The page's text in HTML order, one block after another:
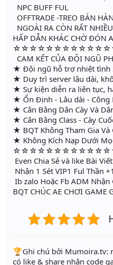
NPC BUFF FUL
OFFTRADE -TREO BÁN
NGOÀI RA CÒN RẤT
HẤP DẪN KHÁC CHỜ ĐÓN
CAM KẾT CỦA ĐỘI NGŨ
★ Đội ngũ hỗ trợ nhiệt tình
★ Duy trì server lâu dài,
★ Sự kiện diễn ra liên tục,
★ Ổn Định - Lâu dài - Công
★ Cân Bằng Dân Cày Và
★ Cân Bằng Class - Cày
★ BQT Không Tham Gia Và
★ Không Kích Nạp Dưới
Even Chia Sẻ và like Bài
Nhận 1 Sét VIP1 Ful Thần
Ib zalo Hoặc Fb ADM Nhận
BQT CHÚC AE CHƠI GAME
️🏆Ghi chú bởi Mumoira.tv:
có like & share nhận code